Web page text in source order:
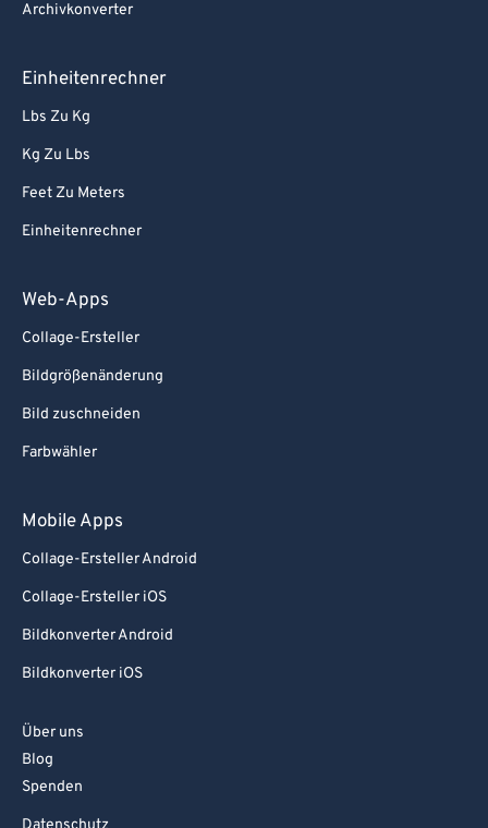
Archivkonverter
Einheitenrechner
Lbs Zu Kg
Kg Zu Lbs
Feet Zu Meters
Einheitenrechner
Web-Apps
Collage-Ersteller
Bildgrößenänderung
Bild zuschneiden
Farbwähler
Mobile Apps
Collage-Ersteller Android
Collage-Ersteller iOS
Bildkonverter Android
Bildkonverter iOS
Über uns
Blog
Spenden